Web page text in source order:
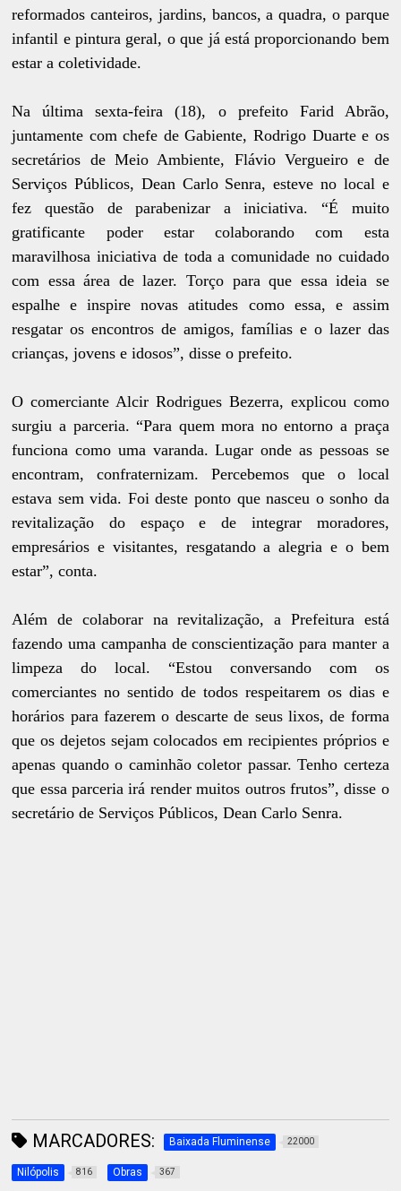
reformados canteiros, jardins, bancos, a quadra, o parque
infantil e pintura geral, o que já está proporcionando bem
estar a coletividade.
Na última sexta-feira (18), o prefeito Farid Abrão,
juntamente com chefe de Gabiente, Rodrigo Duarte e os
secretários de Meio Ambiente, Flávio Vergueiro e de
Serviços Públicos, Dean Carlo Senra, esteve no local e
fez questão de parabenizar a iniciativa. “É muito
gratificante poder estar colaborando com esta
maravilhosa iniciativa de toda a comunidade no cuidado
com essa área de lazer. Torço para que essa ideia se
espalhe e inspire novas atitudes como essa, e assim
resgatar os encontros de amigos, famílias e o lazer das
crianças, jovens e idosos”, disse o prefeito.
O comerciante Alcir Rodrigues Bezerra, explicou como
surgiu a parceria. “Para quem mora no entorno a praça
funciona como uma varanda. Lugar onde as pessoas se
encontram, confraternizam. Percebemos que o local
estava sem vida. Foi deste ponto que nasceu o sonho da
revitalização do espaço e de integrar moradores,
empresários e visitantes, resgatando a alegria e o bem
estar”, conta.
Além de colaborar na revitalização, a Prefeitura está
fazendo uma campanha de conscientização para manter a
limpeza do local. “Estou conversando com os
comerciantes no sentido de todos respeitarem os dias e
horários para fazerem o descarte de seus lixos, de forma
que os dejetos sejam colocados em recipientes próprios e
apenas quando o caminhão coletor passar. Tenho certeza
que essa parceria irá render muitos outros frutos”, disse o
secretário de Serviços Públicos, Dean Carlo Senra.
MARCADORES: Baixada Fluminense 22000
Nilópolis 816 Obras 367